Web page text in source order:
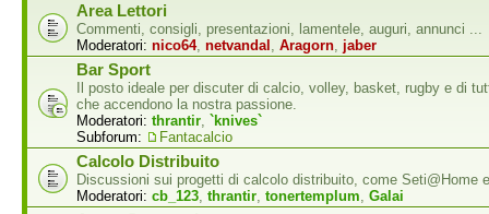
Area Lettori
Commenti, consigli, presentazioni, lamentele, auguri, annunci ...
Moderatori: nico64, netvandal , Aragorn, jaber
Bar Sport
Il posto ideale per discuter di calcio, volley, basket, rugby e di
che accendono la nostra passione.
Moderatori: thrantir, `knives`
Subforum:
Fantacalcio
Calcolo Distribuito
Discussioni sui progetti di calcolo distribuito, come Seti@Home
Moderatori: cb_123, thrantir, tonertemplum, Galai